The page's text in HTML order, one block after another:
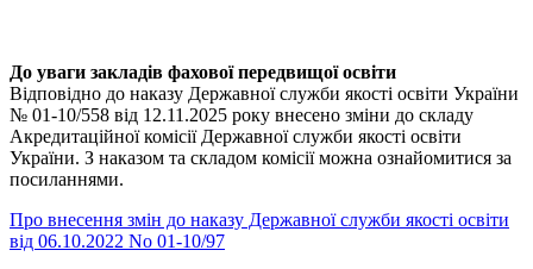
До уваги закладів фахової передвищої освіти
Відповідно до наказу Державної служби якості освіти України
№ 01-10/558 від 12.11.2025 року внесено зміни до складу
Акредитаційної комісії Державної служби якості освіти
України. З наказом та складом комісії можна ознайомитися за
посиланнями.
Про внесення змін до наказу Державної служби якості освіти
від 06.10.2022 No 01-10/97